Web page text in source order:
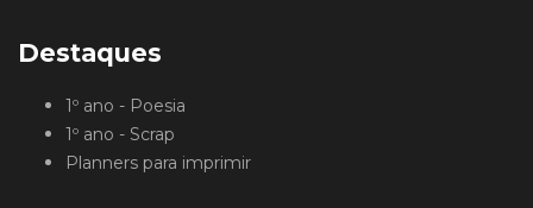
Destaques
1º ano - Poesia
1º ano - Scrap
Planners para imprimir